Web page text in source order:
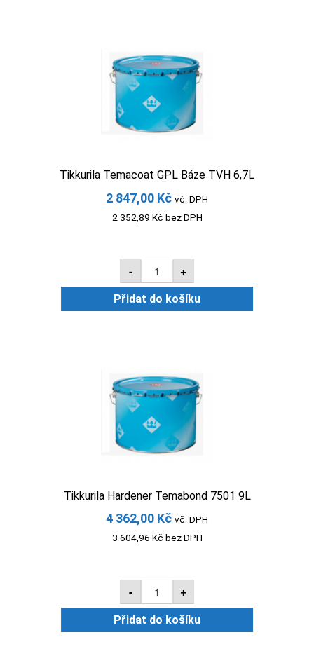
množství
Tikkurila Temacoat GPL Báze TVH 6,7L
2 847,00 Kč vč. DPH
2 352,89 Kč bez DPH
-
Tikkurila
Temacoat
GPL
Báze
TVH
+
Přidat do košíku
Tikkurila Hardener Temabond 7501 9L
4 362,00 Kč vč. DPH
3 604,96 Kč bez DPH
-
Tikkurila
Hardener
Temabond
7501
9L
+
Přidat do košíku